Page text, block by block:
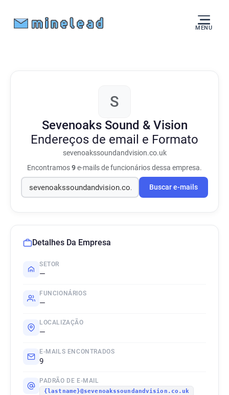
MENU
S
Sevenoaks Sound & Vision
Endereços de email e Formato
sevenoakssoundandvision.co.uk
Encontramos9e-mails de funcionários dessa empresa.
Buscar e-mails
Detalhes Da Empresa
SETOR
—
FUNCIONÁRIOS
—
LOCALIZAÇÃO
—
E-MAILS ENCONTRADOS
9
PADRÃO DE E-MAIL
{lastname}@sevenoakssoundandvision.co.uk